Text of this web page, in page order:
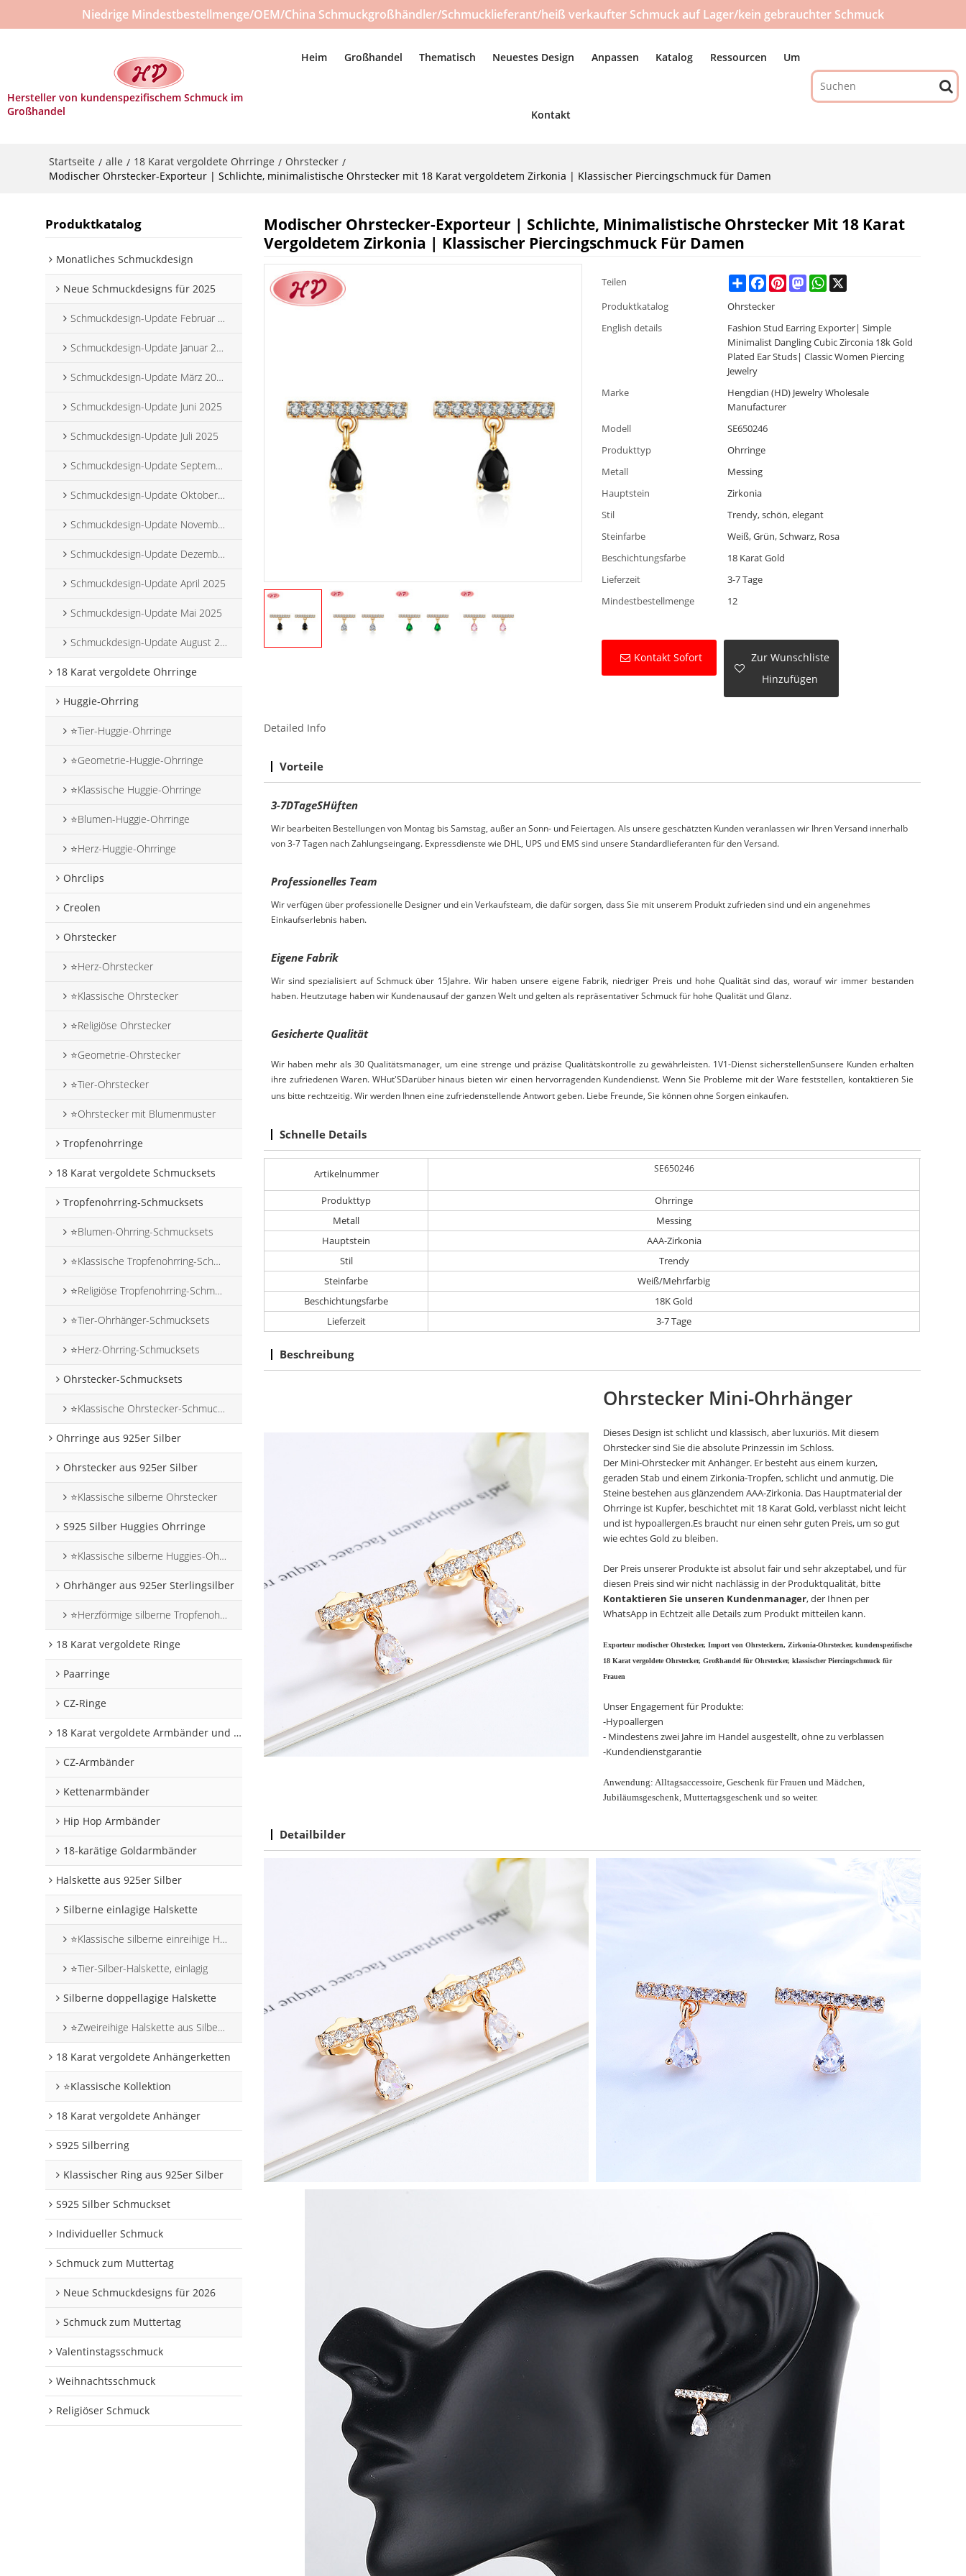
Niedrige Mindestbestellmenge/OEM/China Schmuckgroßhändler/Schmucklieferant/heiß verkaufter Schmuck auf Lager/kein gebrauchter Schmuck
Hersteller von kundenspezifischem Schmuck im
Großhandel
Heim Großhandel Thematisch Neuestes Design Anpassen Katalog Ressourcen Um
Kontakt
Startseite / alle / 18 Karat vergoldete Ohrringe / Ohrstecker /
Modischer Ohrstecker-Exporteur | Schlichte, minimalistische Ohrstecker mit 18 Karat vergoldetem Zirkonia | Klassischer Piercingschmuck für Damen
Produktkatalog
Monatliches Schmuckdesign
Neue Schmuckdesigns für 2025
Schmuckdesign-Update Februar 2025
Schmuckdesign-Update Januar 2025
Schmuckdesign-Update März 2025
Schmuckdesign-Update Juni 2025
Schmuckdesign-Update Juli 2025
Schmuckdesign-Update September 2025
Schmuckdesign-Update Oktober 2025
Schmuckdesign-Update November 2025
Schmuckdesign-Update Dezember 2025
Schmuckdesign-Update April 2025
Schmuckdesign-Update Mai 2025
Schmuckdesign-Update August 2025
18 Karat vergoldete Ohrringe
Huggie-Ohrring
⭐Tier-Huggie-Ohrringe
⭐Geometrie-Huggie-Ohrringe
⭐Klassische Huggie-Ohrringe
⭐Blumen-Huggie-Ohrringe
⭐Herz-Huggie-Ohrringe
Ohrclips
Creolen
Ohrstecker
⭐Herz-Ohrstecker
⭐Klassische Ohrstecker
⭐Religiöse Ohrstecker
⭐Geometrie-Ohrstecker
⭐Tier-Ohrstecker
⭐Ohrstecker mit Blumenmuster
Tropfenohrringe
18 Karat vergoldete Schmucksets
Tropfenohrring-Schmucksets
⭐Blumen-Ohrring-Schmucksets
⭐Klassische Tropfenohrring-Schmucksets
⭐Religiöse Tropfenohrring-Schmucksets
⭐Tier-Ohrhänger-Schmucksets
⭐Herz-Ohrring-Schmucksets
Ohrstecker-Schmucksets
⭐Klassische Ohrstecker-Schmucksets
Ohrringe aus 925er Silber
Ohrstecker aus 925er Silber
⭐Klassische silberne Ohrstecker
S925 Silber Huggies Ohrringe
⭐Klassische silberne Huggies-Ohrringe
Ohrhänger aus 925er Sterlingsilber
⭐Herzförmige silberne Tropfenohrringe
18 Karat vergoldete Ringe
Paarringe
CZ-Ringe
18 Karat vergoldete Armbänder und Armreifen
CZ-Armbänder
Kettenarmbänder
Hip Hop Armbänder
18-karätige Goldarmbänder
Halskette aus 925er Silber
Silberne einlagige Halskette
⭐Klassische silberne einreihige Halskette
⭐Tier-Silber-Halskette, einlagig
Silberne doppellagige Halskette
⭐Zweireihige Halskette aus Silber mit Tiermotiven
18 Karat vergoldete Anhängerketten
⭐Klassische Kollektion
18 Karat vergoldete Anhänger
S925 Silberring
Klassischer Ring aus 925er Silber
S925 Silber Schmuckset
Individueller Schmuck
Schmuck zum Muttertag
Neue Schmuckdesigns für 2026
Schmuck zum Muttertag
Valentinstagsschmuck
Weihnachtsschmuck
Religiöser Schmuck
Modischer Ohrstecker-Exporteur | Schlichte, Minimalistische Ohrstecker Mit 18 Karat
Vergoldetem Zirkonia | Klassischer Piercingschmuck Für Damen
Teilen ShareFacebookPinterestMastodonWhatsApp
Produktkatalog
Ohrstecker
English details
Fashion Stud Earring Exporter| Simple
Minimalist Dangling Cubic Zirconia 18k Gold
Plated Ear Studs| Classic Women Piercing
Jewelry
Marke
Hengdian (HD) Jewelry Wholesale
Manufacturer
Modell
SE650246
Produkttyp
Ohrringe
Metall
Messing
Hauptstein
Zirkonia
Stil
Trendy, schön, elegant
Steinfarbe
Weiß, Grün, Schwarz, Rosa
Beschichtungsfarbe
18 Karat Gold
Lieferzeit
3-7 Tage
Mindestbestellmenge
12
Kontakt Sofort
Zur Wunschliste
Hinzufügen
Detailed Info
Vorteile
3-7DTageSHüften
Wir bearbeiten Bestellungen von Montag bis Samstag, außer an Sonn- und Feiertagen. Als unsere geschätzten Kunden veranlassen wir Ihren Versand innerhalb
von 3-7 Tagen nach Zahlungseingang. Expressdienste wie DHL, UPS und EMS sind unsere Standardlieferanten für den Versand.
Professionelles Team
Wir verfügen über professionelle Designer und ein Verkaufsteam, die dafür sorgen, dass Sie mit unserem Produkt zufrieden sind und ein angenehmes
Einkaufserlebnis haben.
Eigene Fabrik
Wir sind spezialisiert auf Schmuck über 15Jahre. Wir haben unsere eigene Fabrik, niedriger Preis und hohe Qualität sind das, worauf wir immer bestanden
haben. Heutzutage haben wir Kundenausauf der ganzen Welt und gelten als repräsentativer Schmuck für hohe Qualität und Glanz.
Gesicherte Qualität
Wir haben mehr als 30 Qualitätsmanager, um eine strenge und präzise Qualitätskontrolle zu gewährleisten. 1V1-Dienst sicherstellenSunsere Kunden erhalten
ihre zufriedenen Waren. WHut'SDarüber hinaus bieten wir einen hervorragenden Kundendienst. Wenn Sie Probleme mit der Ware feststellen, kontaktieren Sie
uns bitte rechtzeitig. Wir werden Ihnen eine zufriedenstellende Antwort geben. Liebe Freunde, Sie können ohne Sorgen einkaufen.
Schnelle Details
Artikelnummer SE650246
Produkttyp
Ohrringe
Metall
Messing
Hauptstein
AAA-Zirkonia
Stil
Trendy
Steinfarbe
Weiß/Mehrfarbig
Beschichtungsfarbe
18K Gold
Lieferzeit
3-7 Tage
Beschreibung
Ohrstecker Mini-Ohrhänger
Dieses Design ist schlicht und klassisch, aber luxuriös. Mit diesem
Ohrstecker sind Sie die absolute Prinzessin im Schloss.
Der Mini-Ohrstecker mit Anhänger. Er besteht aus einem kurzen,
geraden Stab und einem Zirkonia-Tropfen, schlicht und anmutig. Die
Steine bestehen aus glänzendem AAA-Zirkonia. Das Hauptmaterial der
Ohrringe ist Kupfer, beschichtet mit 18 Karat Gold, verblasst nicht leicht
und ist hypoallergen.Es braucht nur einen sehr guten Preis, um so gut
wie echtes Gold zu bleiben.
Der Preis unserer Produkte ist absolut fair und sehr akzeptabel, und für
diesen Preis sind wir nicht nachlässig in der Produktqualität, bitte
Kontaktieren Sie unseren Kundenmanager, der Ihnen per
WhatsApp in Echtzeit alle Details zum Produkt mitteilen kann.
Exporteur modischer Ohrstecker, Import von Ohrsteckern, Zirkonia-Ohrstecker, kundenspezifische
18 Karat vergoldete Ohrstecker, Großhandel für Ohrstecker, klassischer Piercingschmuck für
Frauen
Unser Engagement für Produkte:
-Hypoallergen
- Mindestens zwei Jahre im Handel ausgestellt, ohne zu verblassen
-Kundendienstgarantie
Anwendung: Alltagsaccessoire, Geschenk für Frauen und Mädchen,
Jubiläumsgeschenk, Muttertagsgeschenk und so weiter.
Detailbilder